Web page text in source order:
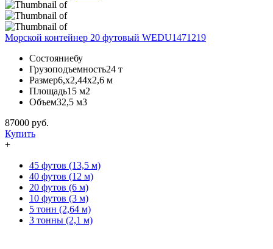
Морской контейнер 20 футовый WEDU1471219
Состояниебу
Грузоподъемность24 т
Размер6,х2,44х2,6 м
Площадь15 м2
Объем32,5 м3
87000 руб.
Купить
+
45 футов (13,5 м)
40 футов (12 м)
20 футов (6 м)
10 футов (3 м)
5 тонн (2,64 м)
3 тонны (2,1 м)